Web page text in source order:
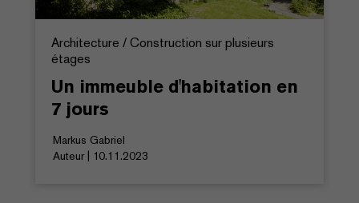
Architecture / Construction sur plusieurs
étages
Un immeuble d'habitation en
7 jours
Markus Gabriel
Auteur | 10.11.2023